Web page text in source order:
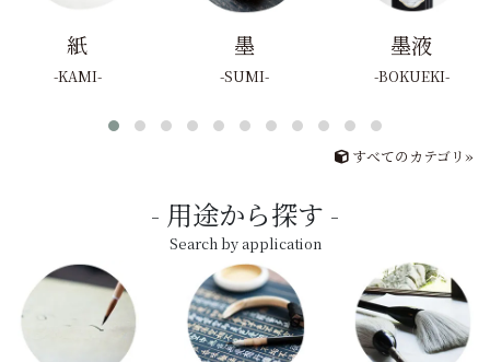
紙
KAMI
墨
SUMI
墨液
BOKUEKI
すべてのカテゴリ»
用途から探す
Search by application